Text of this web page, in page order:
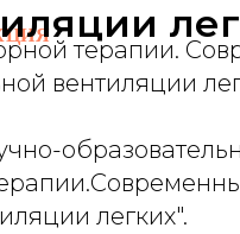
терапии.
вентиляции
легких".